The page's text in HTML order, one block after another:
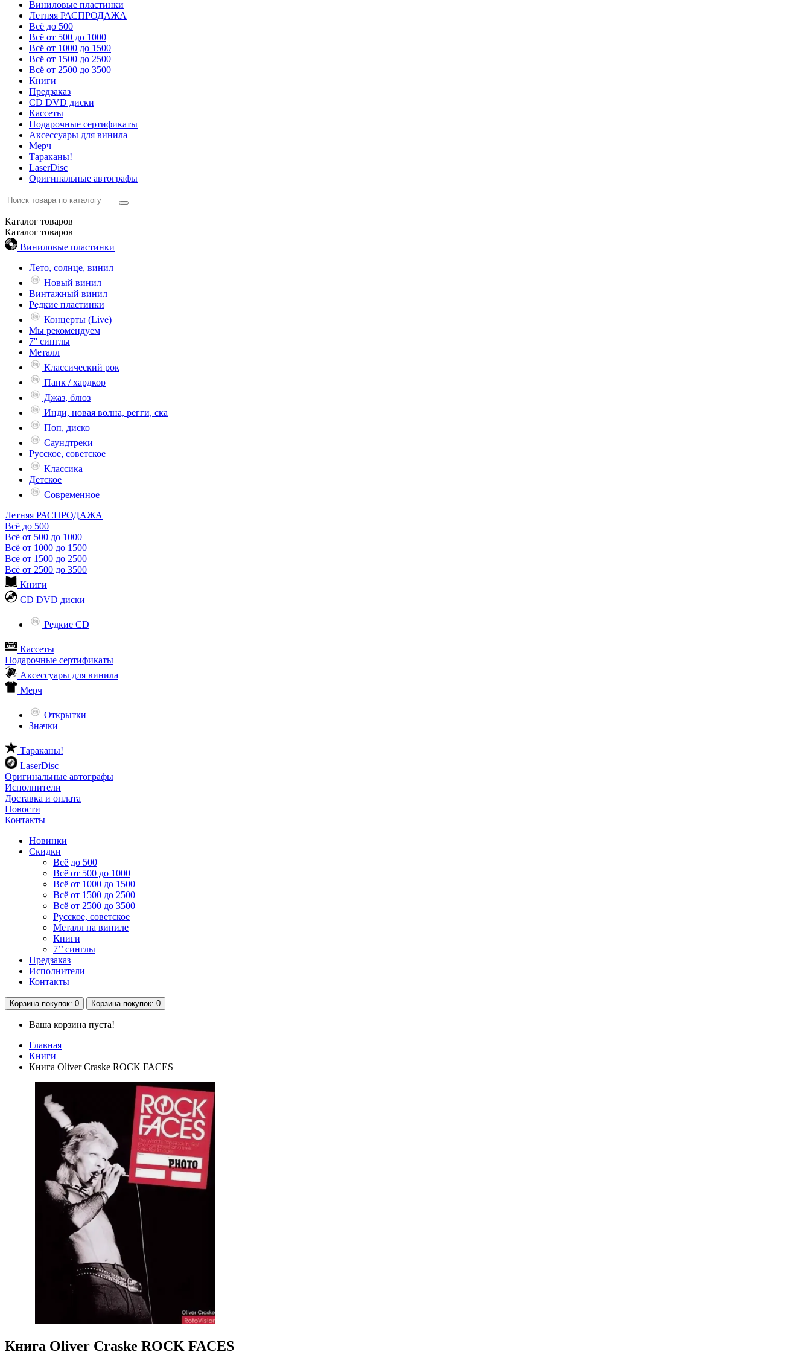
Виниловые пластинки
Летняя РАСПРОДАЖА
Всё до 500
Всё от 500 до 1000
Всё от 1000 до 1500
Всё от 1500 до 2500
Всё от 2500 до 3500
Книги
Предзаказ
CD DVD диски
Кассеты
Подарочные сертификаты
Аксессуары для винила
Мерч
Тараканы!
LaserDisc
Оригинальные автографы
Каталог товаров
Каталог товаров
Виниловые пластинки
Лето, солнце, винил
Новый винил
Винтажный винил
Редкие пластинки
Концерты (Live)
Мы рекомендуем
7'' синглы
Металл
Классический рок
Панк / хардкор
Джаз, блюз
Инди, новая волна, регги, ска
Поп, диско
Саундтреки
Русское, советское
Классика
Детское
Современное
Летняя РАСПРОДАЖА
Всё до 500
Всё от 500 до 1000
Всё от 1000 до 1500
Всё от 1500 до 2500
Всё от 2500 до 3500
Книги
CD DVD диски
Редкие CD
Кассеты
Подарочные сертификаты
Аксессуары для винила
Мерч
Открытки
Значки
Тараканы!
LaserDisc
Оригинальные автографы
Исполнители
Доставка и оплата
Новости
Контакты
Новинки
Скидки
Всё до 500
Всё от 500 до 1000
Всё от 1000 до 1500
Всё от 1500 до 2500
Всё от 2500 до 3500
Русское, советское
Металл на виниле
Книги
7’’ синглы
Предзаказ
Исполнители
Контакты
Корзина покупок: 0 Корзина покупок: 0
Ваша корзина пуста!
Главная
Книги
Книга Oliver Craske ROCK FACES
Книга Oliver Craske ROCK FACES